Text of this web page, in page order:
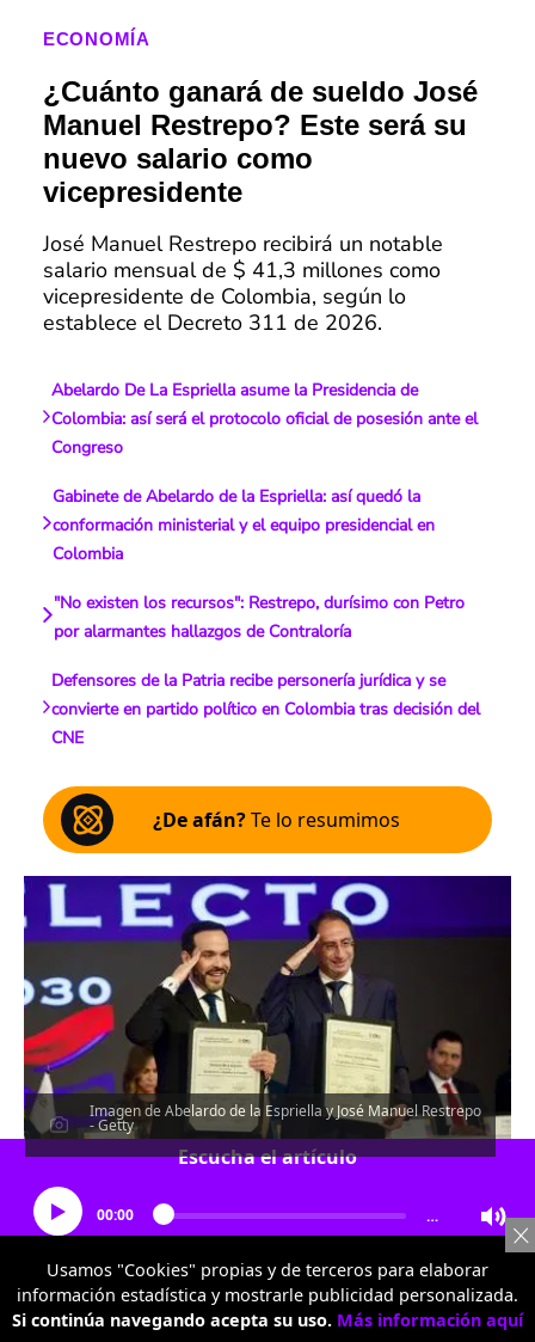
ECONOMÍA
¿Cuánto ganará de sueldo José
Manuel Restrepo? Este será su
nuevo salario como
vicepresidente
José Manuel Restrepo recibirá un notable
salario mensual de $ 41,3 millones como
vicepresidente de Colombia, según lo
establece el Decreto 311 de 2026.
Abelardo De La Espriella asume la Presidencia de
Colombia: así será el protocolo oficial de posesión ante el
Congreso
Gabinete de Abelardo de la Espriella: así quedó la
conformación ministerial y el equipo presidencial en
Colombia
"No existen los recursos": Restrepo, durísimo con Petro
por alarmantes hallazgos de Contraloría
Defensores de la Patria recibe personería jurídica y se
convierte en partido político en Colombia tras decisión del
CNE
¿De afán?Te lo resumimos
Imagen de Abelardo de la Espriella y José Manuel Restrepo
- Getty
Escucha el artículo
00:00 …
Usamos "Cookies" propias y de terceros para elaborar
información estadística y mostrarle publicidad personalizada.
Si continúa navegando acepta su uso. Más información aquí